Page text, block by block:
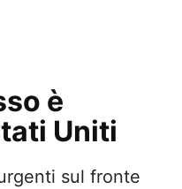
è
Uniti
sul fronte